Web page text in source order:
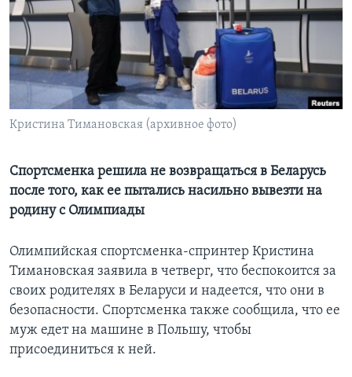
Learning English
СОЦИАЛЬНЫЕ СЕТИ
Кристина Тимановская (архивное фото)
Спортсменка решила не возвращаться в Беларусь
после того, как ее пытались насильно вывезти на
родину с Олимпиады
Олимпийская спортсменка-спринтер Кристина
Тимановская заявила в четверг, что беспокоится за
своих родителях в Беларуси и надеется, что они в
безопасности. Спортсменка также сообщила, что ее
муж едет на машине в Польшу, чтобы
присоединиться к ней.